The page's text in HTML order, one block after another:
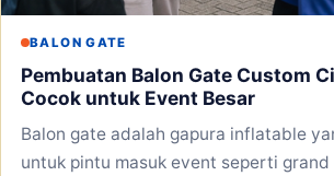
BALON GATE
Pembuatan Balon Gate Custom
Cocok untuk Event Besar
Balon gate adalah gapura inflatable
untuk pintu masuk event seperti grand